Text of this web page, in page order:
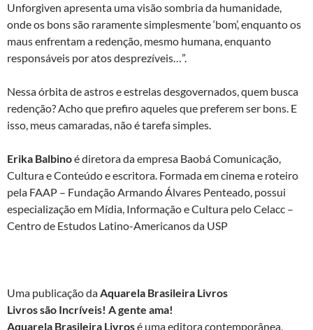
Unforgiven apresenta uma visão sombria da humanidade,
onde os bons são raramente simplesmente ‘bom’, enquanto os
maus enfrentam a redenção, mesmo humana, enquanto
responsáveis por atos desprezíveis…”.
Nessa órbita de astros e estrelas desgovernados, quem busca
redenção? Acho que prefiro aqueles que preferem ser bons. E
isso, meus camaradas, não é tarefa simples.
Erika Balbinoé diretora da empresa Baobá Comunicação,
Cultura e Conteúdo e escritora. Formada em cinema e roteiro
pela FAAP – Fundação Armando Álvares Penteado, possui
especialização em Mídia, Informação e Cultura pelo Celacc –
Centro de Estudos Latino-Americanos da USP
Uma publicação daAquarela Brasileira Livros
Livros são Incríveis! A gente ama!
Aquarela Brasileira Livrosé uma editora contemporânea,